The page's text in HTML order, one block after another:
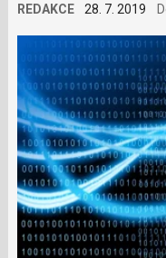
REDAKCE 28. 7. 2019